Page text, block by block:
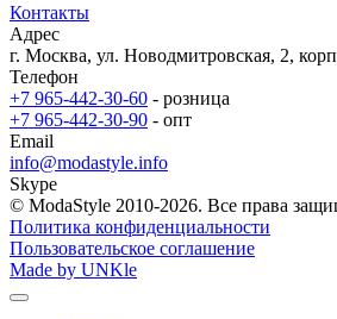
Контакты
Адрес
г. Москва, ул. Новодмитровская, 2,
Телефон
+7 965-442-30-60 - розница
+7 965-442-30-90 - опт
Email
info@modastyle.info
Skype
© ModaStyle 2010-2026. Все права
Политика конфиденциальности
Пользовательское соглашение
Made by UNKle